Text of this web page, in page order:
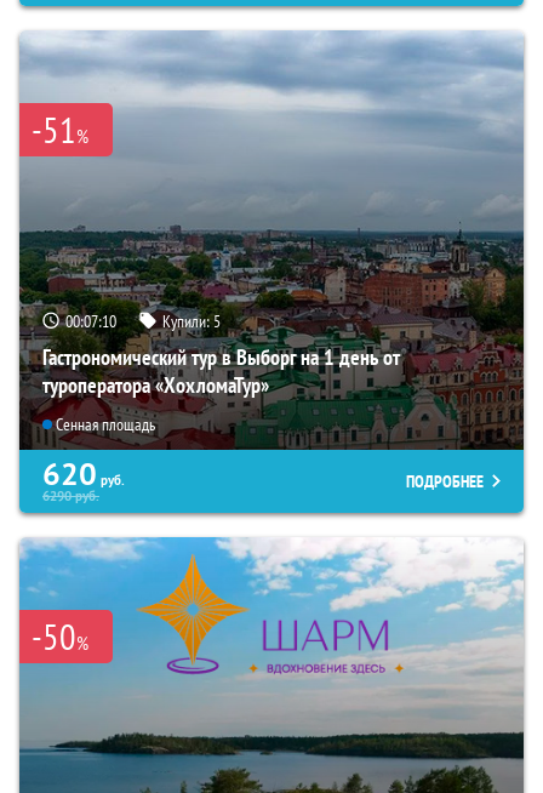
-51%
00:07:08 Купили:5
Гастрономический тур в Выборг на 1 день от
туроператора «ХохломаТур»
Сенная площадь
620 руб.
6290руб.
ПОДРОБНЕЕ
-50%